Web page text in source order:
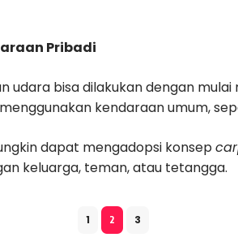
Pribadi
udara bisa dilakukan dengan
kendaraan umum,
dapat mengadopsi konsep
keluarga, teman, atau tetangga.
1 2 3